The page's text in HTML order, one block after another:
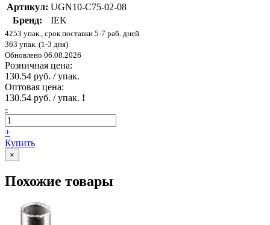
Артикул: UGN10-C75-02-08
Бренд:
IEK
4253 упак., срок поставки 5-7 раб. дней
363 упак. (1-3 дня)
Обновлено 06.08.2026
Розничная цена:
130.54 руб. / упак.
Оптовая цена:
130.54 руб. / упак. !
-
+
Купить
×
Похожие товары